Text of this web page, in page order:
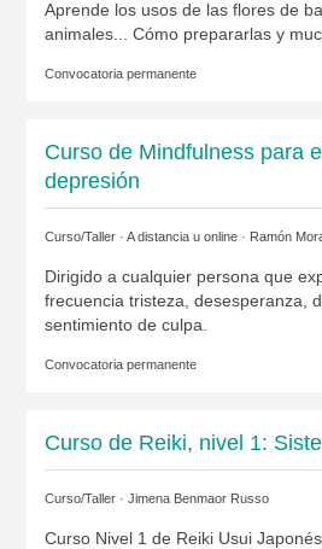
Aprende los usos de las flores de
animales... Cómo prepararlas y
Convocatoria permanente
Curso de Mindfulness para
depresión
Curso/Taller · A distancia u online · Ramón
Dirigido a cualquier persona que
frecuencia tristeza, desesperanza,
sentimiento de culpa.
Convocatoria permanente
Curso de Reiki, nivel 1:
Curso/Taller · Jimena Benmaor Russo
Curso Nivel 1 de Reiki Usui